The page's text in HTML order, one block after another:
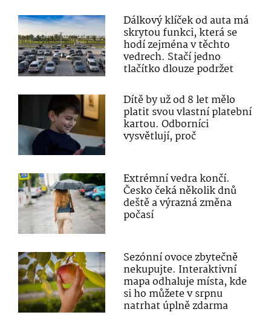
Dálkový klíček od auta má
skrytou funkci, která se
hodí zejména v těchto
vedrech. Stačí jedno
tlačítko dlouze podržet
Dítě by už od 8 let mělo
platit svou vlastní platební
kartou. Odborníci
vysvětlují, proč
Extrémní vedra končí.
Česko čeká několik dnů
deště a výrazná změna
počasí
Sezónní ovoce zbytečně
nekupujte. Interaktivní
mapa odhaluje místa, kde
si ho můžete v srpnu
natrhat úplně zdarma